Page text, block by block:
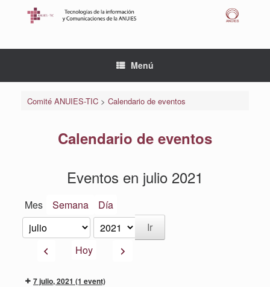
Menú
Comité ANUIES-TIC> Calendario de eventos
Calendario de eventos
Eventos en julio 2021
Mes Semana Día
Mes
Año
AnteriorHoy Siguiente
7 julio, 2021 (1 event)